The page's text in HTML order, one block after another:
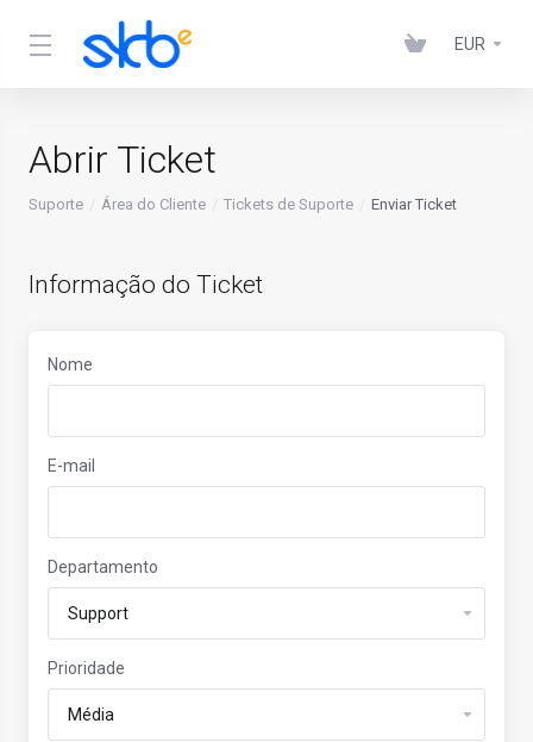
EUR
Abrir Ticket
Suporte Área do Cliente Tickets de Suporte Enviar Ticket
Informação do Ticket
Nome
E-mail
Departamento
Prioridade